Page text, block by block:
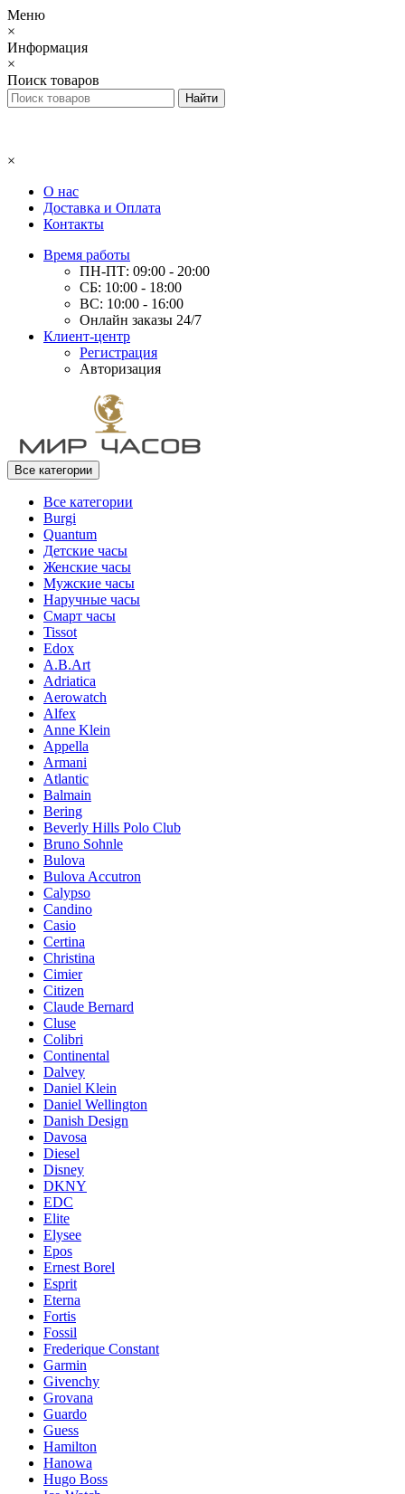
Меню
×
Информация
×
Поиск товаров
×
О нас
Доставка и Оплата
Контакты
Время работы
ПН-ПТ: 09:00 - 20:00
СБ: 10:00 - 18:00
ВС: 10:00 - 16:00
Онлайн заказы 24/7
Клиент-центр
Регистрация
Авторизация
Все категории
Все категории
Burgi
Quantum
Детские часы
Женские часы
Мужские часы
Наручные часы
Смарт часы
Tissot
Edox
A.B.Art
Adriatica
Aerowatch
Alfex
Anne Klein
Appella
Armani
Atlantic
Balmain
Bering
Beverly Hills Polo Club
Bruno Sohnle
Bulova
Bulova Accutron
Calypso
Candino
Casio
Certina
Christina
Cimier
Citizen
Claude Bernard
Cluse
Colibri
Continental
Dalvey
Daniel Klein
Daniel Wellington
Danish Design
Davosa
Diesel
Disney
DKNY
EDC
Elite
Elysee
Epos
Ernest Borel
Esprit
Eterna
Fortis
Fossil
Frederique Constant
Garmin
Givenchy
Grovana
Guardo
Guess
Hamilton
Hanowa
Hugo Boss